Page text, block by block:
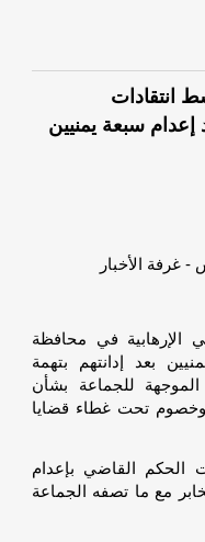
انتقادات
سبعة يمنيين
الإرهابية في محافظة
بعد إدانتهم بتهمة
للجماعة بشأن
وخصوم تحت غطاء قضايا
الحكم القاضي بإعدام
مع ما تصفه الجماعة